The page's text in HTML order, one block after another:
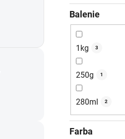
Balenie
1kg 3
250g 1
280ml 2
Farba